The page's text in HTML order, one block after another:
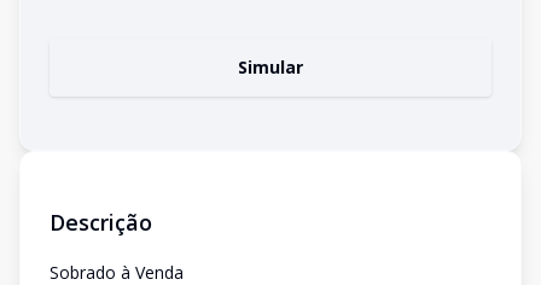
Simular
Descrição
Sobrado à Venda